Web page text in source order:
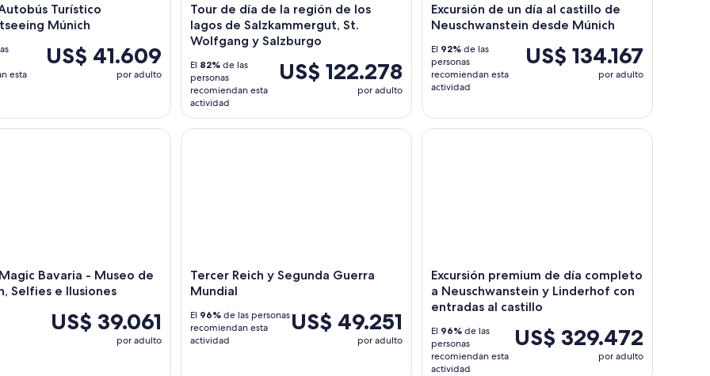
Turístico
Múnich
US$ 41.609
por adulto
esta
Tour de día de la región de los
lagos de Salzkammergut, St.
Wolfgang y Salzburgo
US$ 122.278
por adulto
El 82% de las
personas
recomiendan esta
actividad
Excursión de un día al castillo de
Neuschwanstein desde Múnich
US$ 134.167
por adulto
El 92% de las
personas
recomiendan esta
actividad
Bavaria - Museo de
Selfies e Ilusiones
US$ 39.061
por adulto
Bavaria - Museo de Diversión, Selfies e Ilusiones
Tercer Reich y Segunda Guerra
Mundial
US$ 49.251
por adulto
El 96% de las personas
recomiendan esta
actividad
Tercer Reich y Segunda Guerra Mundial
Excursión premium de día completo
a Neuschwanstein y Linderhof con
entradas al castillo
US$ 329.472
por adulto
El 96% de las
personas
recomiendan esta
actividad
Excursión premium de día completo a